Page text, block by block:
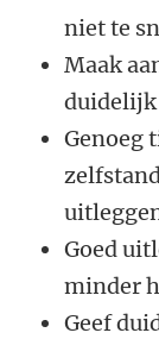
niet te
Maak
duidelijk
Genoeg
Goed
minder
Geef